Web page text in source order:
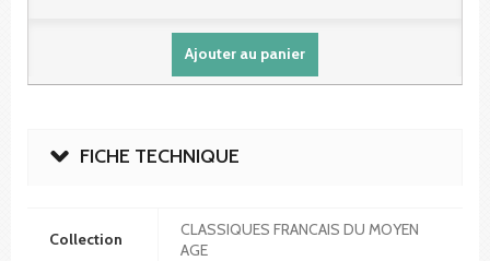
Ajouter au panier
FICHE TECHNIQUE
Collection
CLASSIQUES FRANCAIS DU MOYEN
AGE